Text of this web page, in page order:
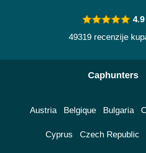
4.9
49319 recenzije
Caphunters
Austria Belgique Bulgaria
Cyprus Czech Republic